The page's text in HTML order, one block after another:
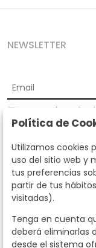
NEWSLETTER
Acepto los
privacidad
Según la LOPD y
datos personales
finalidad de gestionar
derechos de acceso,
derechos en los
dirigiéndote a
llamando al teléfono
info@subastassegre.es
Este sitio está
Política de
Utilizamos cookies
uso del sitio web y
tus preferencias
partir de tus
visitadas).
Tenga en cuenta
deberá eliminarlas
desde el sistema